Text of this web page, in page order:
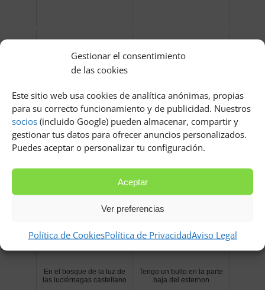
Gestionar el consentimiento
de las cookies
Este sitio web usa cookies de analítica anónimas, propias
para su correcto funcionamiento y de publicidad. Nuestros
socios (incluido Google) pueden almacenar, compartir y
gestionar tus datos para ofrecer anuncios personalizados.
Puedes aceptar o personalizar tu configuración.
Aceptar
Ver preferencias
Política de CookiesPolítica de PrivacidadAviso Legal
Perros pequeños gratis en
barcelona
Bultos en el pene
En el bosque de la luz de
las luciérnagas castellano
Tengo un bulto en la parte
baja del esternon